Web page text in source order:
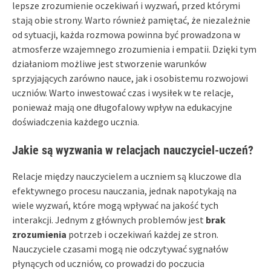
lepsze zrozumienie oczekiwań i wyzwań, przed którymi
stają obie strony. Warto również pamiętać, że niezależnie
od sytuacji, każda rozmowa powinna być prowadzona w
atmosferze wzajemnego zrozumienia i empatii. Dzięki tym
działaniom możliwe jest stworzenie warunków
sprzyjających zarówno nauce, jak i osobistemu rozwojowi
uczniów. Warto inwestować czas i wysiłek w te relacje,
ponieważ mają one długofalowy wpływ na edukacyjne
doświadczenia każdego ucznia.
Jakie są wyzwania w relacjach nauczyciel-uczeń?
Relacje między nauczycielem a uczniem są kluczowe dla
efektywnego procesu nauczania, jednak napotykają na
wiele wyzwań, które mogą wpływać na jakość tych
interakcji. Jednym z głównych problemów jest brak
zrozumienia potrzeb i oczekiwań każdej ze stron.
Nauczyciele czasami mogą nie odczytywać sygnałów
płynących od uczniów, co prowadzi do poczucia